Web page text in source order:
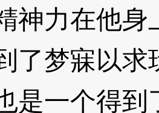
力在他身
了梦寐以求
是一个得